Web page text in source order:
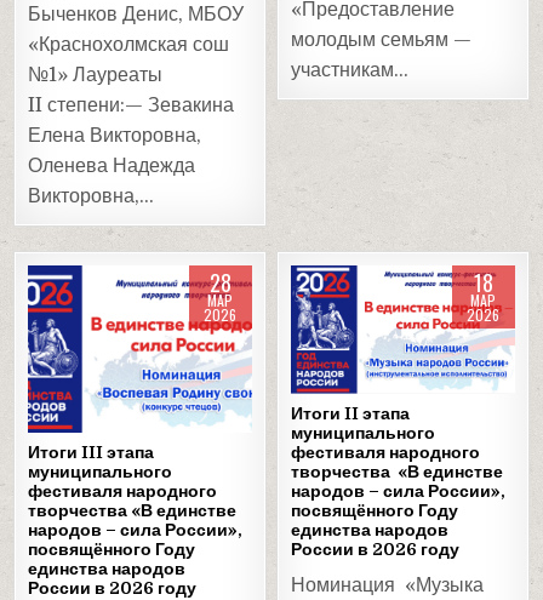
Быченков Денис, МБОУ
«Краснохолмская сош
№1» Лауреаты
II степени:— Зевакина
Елена Викторовна,
Оленева Надежда
Викторовна,…
«Предоставление
молодым семьям —
участникам…
28
МАР
2026
Posted
in
Итоги III этапа
муниципального
фестиваля народного
творчества «В единстве
народов – сила России»,
посвящённого Году
единства народов
России в 2026 году
18
МАР
2026
Posted
in
Итоги II этапа
муниципального
фестиваля народного
творчества «В единстве
народов – сила России»,
посвящённого Году
единства народов
России в 2026 году
Номинация «Музыка